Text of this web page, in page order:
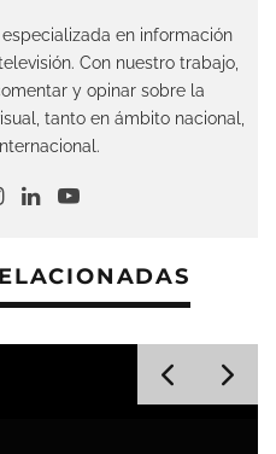
en información
Con nuestro trabajo,
y opinar sobre la
tanto en ámbito nacional,